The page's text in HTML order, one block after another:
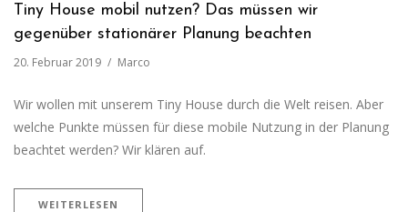
Tiny House mobil nutzen? Das müssen wir
gegenüber stationärer Planung beachten
20. Februar 2019 Marco
Wir wollen mit unserem Tiny House durch die Welt reisen. Aber
welche Punkte müssen für diese mobile Nutzung in der Planung
beachtet werden? Wir klären auf.
WEITERLESEN